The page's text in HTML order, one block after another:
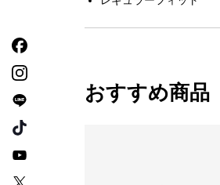
おすすめ商品